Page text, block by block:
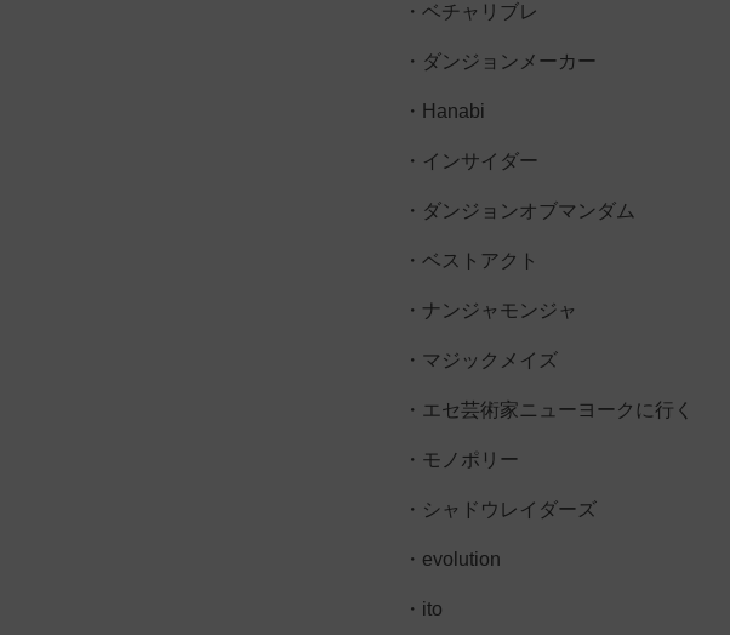
・ベチャリブレ
・ダンジョンメーカー
・Hanabi
・インサイダー
・ダンジョンオブマンダム
・ベストアクト
・ナンジャモンジャ
・マジックメイズ
・エセ芸術家ニューヨークに行く
・モノポリー
・シャドウレイダーズ
・evolution
・ito